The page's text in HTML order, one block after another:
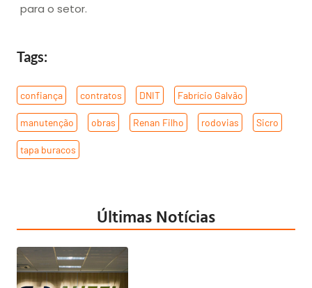
para o setor.
Tags:
confiança contratos DNIT Fabrício Galvão
manutenção obras Renan Filho rodovias Sicro
tapa buracos
Últimas Notícias